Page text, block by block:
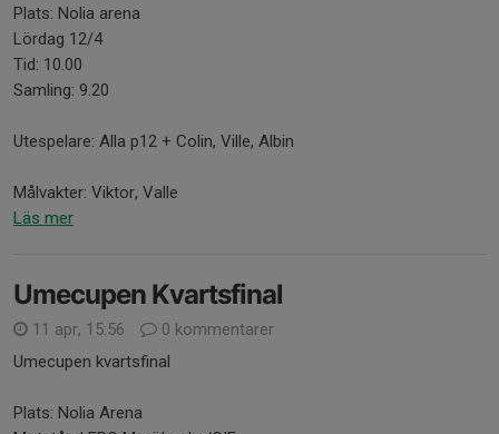
Plats: Nolia arena
Lördag 12/4
Tid: 10.00
Samling: 9.20
Utespelare: Alla p12 + Colin, Ville, Albin
Målvakter: Viktor, Valle
Läs mer
Umecupen Kvartsfinal
11 apr, 15:56
0 kommentarer
Umecupen kvartsfinal
Plats: Nolia Arena